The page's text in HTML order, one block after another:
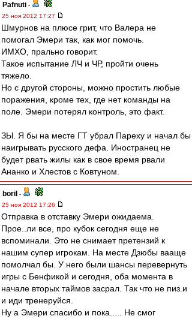
Pafnuti -
25 ноя 2012 17:27
Шмурнов на плюсе грит, что Валера не
помогал Эмери так, как мог помочь.
ИМХО, прально говорит.
Такое испытание ЛЧ и ЧР, пройти очень
тяжело.
Но с другой стороны, можно простить любые
поражения, кроме тех, где нет команды на
поле. Эмери потерял контроль, это факт.
ЗЫ. Я бы на месте ГТ убрал Пареху и начал бы
наигрывать русского дефа. Иностранец не
будет рвать жилы как в свое время рвали
Ананко и Хлестов с Ковтуном.
boril -
25 ноя 2012 17:26
Отправка в отставку Эмери ожидаема.
Прое..ли все, про кубок сегодня еще не
вспоминали. Это не снимает претензий к
нашим супер игрокам. На месте Дзюбы вааще
помолчал бы. У него были шансы перевернуть
игры с Бенфикой и сегодня, оба момента в
начале вторых таймов засрал. Так что не пиз.и
и иди тренеруйся.
Ну а Эмери спасибо и пока..... Не смог